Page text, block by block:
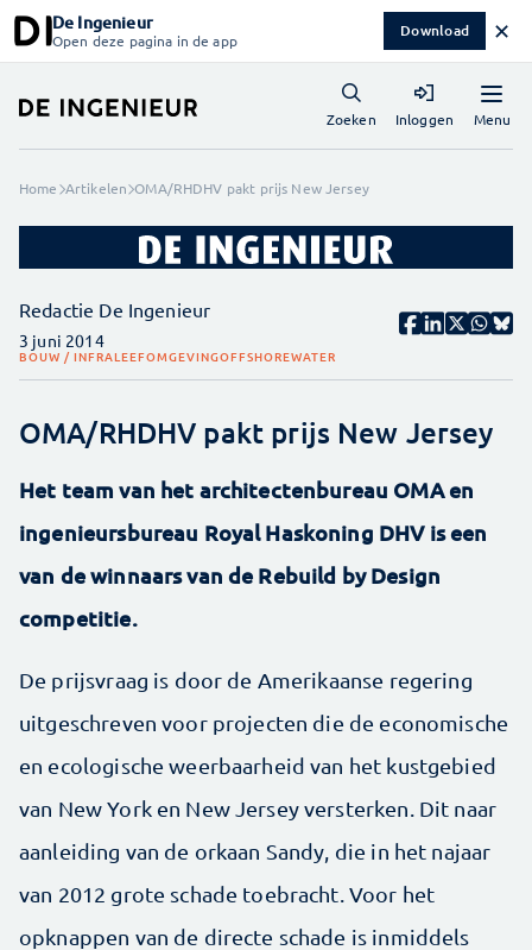
De Ingenieur
Open deze pagina in de app Download ✕
Menu
Zoeken Inloggen
Home Artikelen OMA/RHDHV pakt prijs New Jersey
Redactie De Ingenieur
3 juni 2014
BOUW / INFRALEEFOMGEVINGOFFSHOREWATER
OMA/RHDHV pakt prijs New Jersey
Het team van het architectenbureau OMA en
ingenieursbureau Royal Haskoning DHV is een
van de winnaars van de Rebuild by Design
competitie.
De prijsvraag is door de Amerikaanse regering
uitgeschreven voor projecten die de economische
en ecologische weerbaarheid van het kustgebied
van New York en New Jersey versterken. Dit naar
aanleiding van de orkaan Sandy, die in het najaar
van 2012 grote schade toebracht. Voor het
opknappen van de directe schade is inmiddels